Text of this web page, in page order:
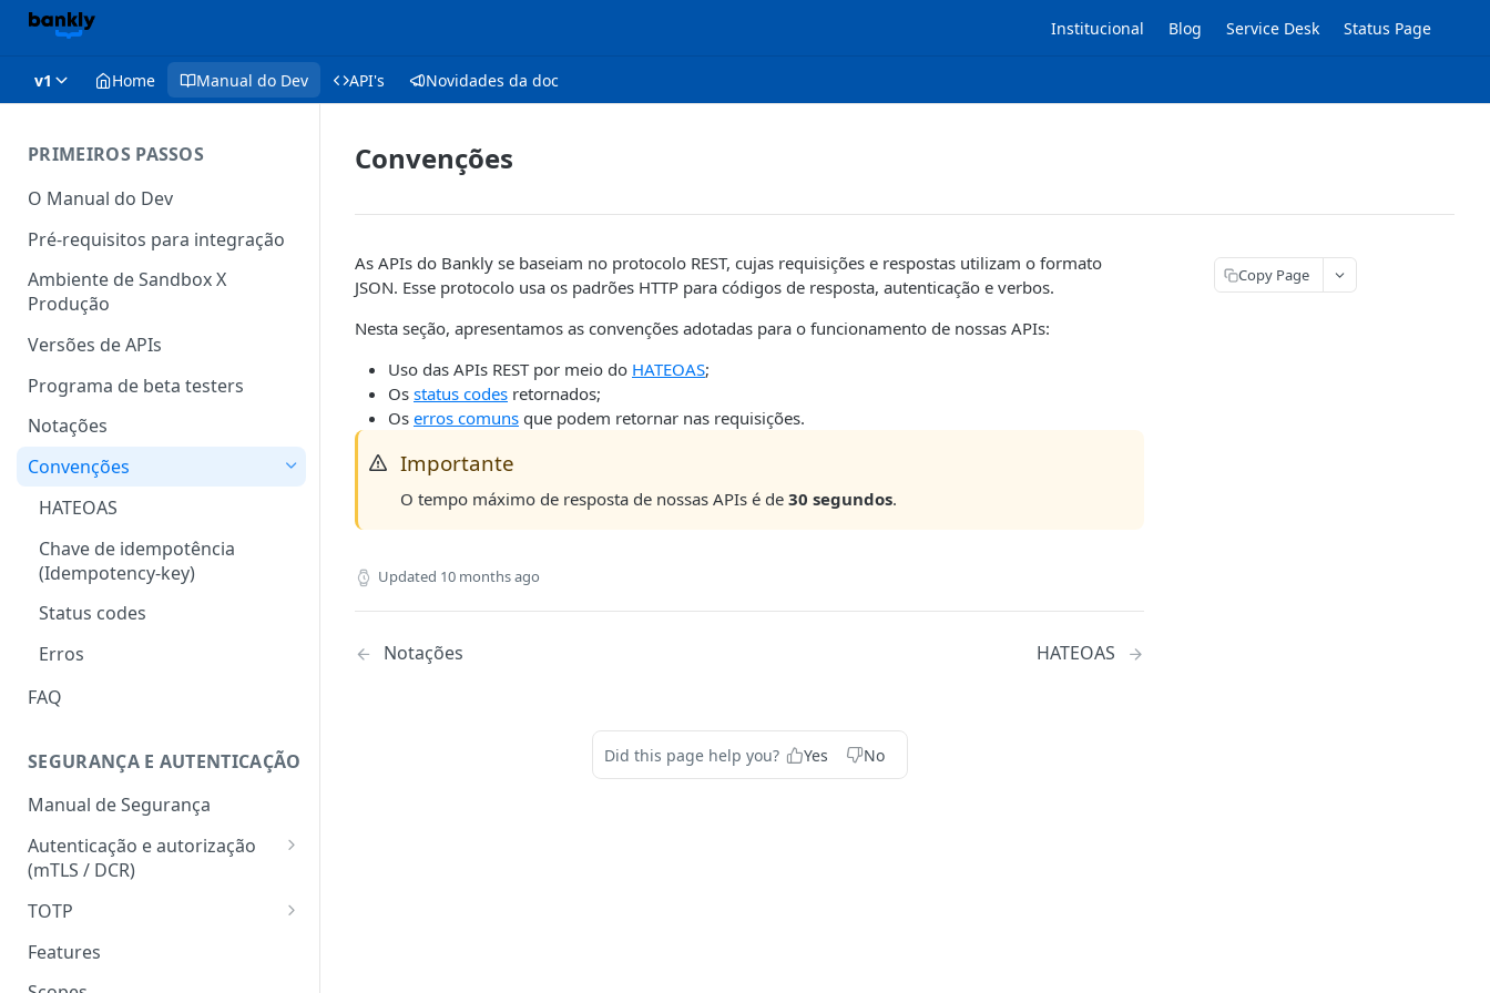
Institucional Blog Service Desk Status Page
v1 Home Manual do Dev API's Novidades da doc
PRIMEIROS PASSOS
O Manual do Dev
Pré-requisitos para integração
Ambiente de Sandbox X
Produção
Versões de APIs
Programa de beta testers
Notações
Convenções
HATEOAS
Chave de idempotência
(Idempotency-key)
Status codes
Erros
FAQ
SEGURANÇA E AUTENTICAÇÃO
Manual de Segurança
Autenticação e autorização
(mTLS / DCR)
Token para gerar certificado
Download do certificado TLS
TOTP
Geração do hash e do código
numérico
Features
Convenções
As APIs do Bankly se baseiam no protocolo REST, cujas requisições e respostas utilizam o formato
JSON. Esse protocolo usa os padrões HTTP para códigos de resposta, autenticação e verbos.
Nesta seção, apresentamos as convenções adotadas para o funcionamento de nossas APIs:
Uso das APIs REST por meio do HATEOAS;
Os status codes retornados;
Os erros comuns que podem retornar nas requisições.
Importante
O tempo máximo de resposta de nossas APIs é de 30 segundos.
Updated 10 months ago
Notações HATEOAS
Did this page help you? Yes No
Copy Page